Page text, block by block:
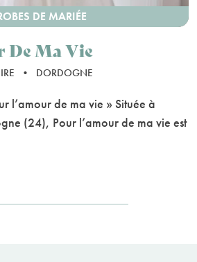
DE MARIÉE
De Ma Vie
• DORDOGNE
l’amour de ma vie » Située à
(24), Pour l’amour de ma vie est